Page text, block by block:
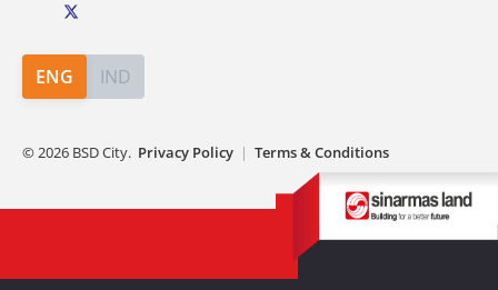
ENG IND
©2026 BSD City. Privacy Policy | Terms & Conditions